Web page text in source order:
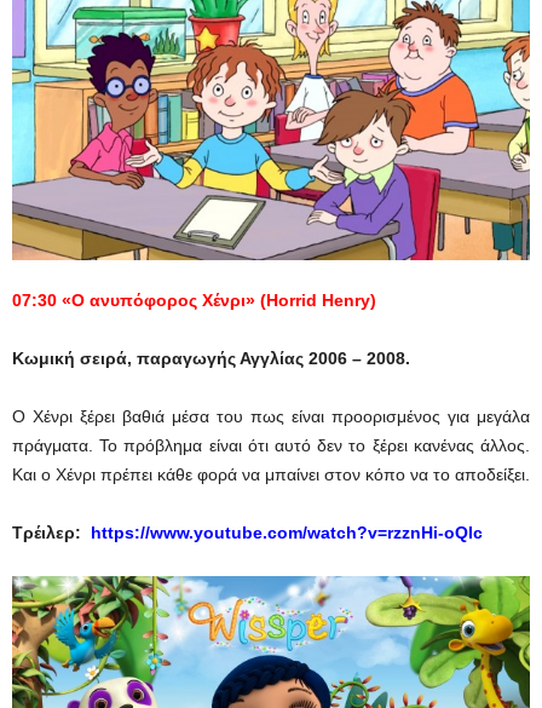
07:30 «Ο ανυπόφορος Χένρι» (Horrid Henry)
Κωμική σειρά, παραγωγής Αγγλίας 2006 – 2008.
Ο Χένρι ξέρει βαθιά μέσα του πως είναι προορισμένος για μεγάλα
πράγματα. Το πρόβλημα είναι ότι αυτό δεν το ξέρει κανένας άλλος.
Και ο Χένρι πρέπει κάθε φορά να μπαίνει στον κόπο να το αποδείξει.
Τρέιλερ: https://www.youtube.com/watch?v=rzznHi-oQIc